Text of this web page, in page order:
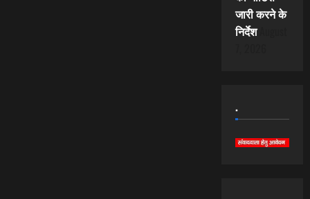
जारी करने के
निर्देश
.